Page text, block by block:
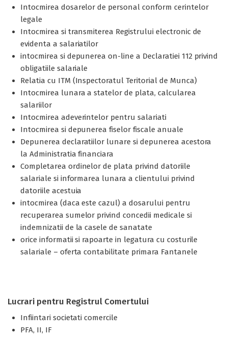
Intocmirea dosarelor de personal conform cerintelor
legale
Intocmirea si transmiterea Registrului electronic de
evidenta a salariatilor
intocmirea si depunerea on-line a Declaratiei 112 privind
obligatiile salariale
Relatia cu ITM (Inspectoratul Teritorial de Munca)
Intocmirea lunara a statelor de plata, calcularea
salariilor
Intocmirea adeverintelor pentru salariati
Intocmirea si depunerea fiselor fiscale anuale
Depunerea declaratiilor lunare si depunerea acestora
la Administratia financiara
Completarea ordinelor de plata privind datoriile
salariale si informarea lunara a clientului privind
datoriile acestuia
intocmirea (daca este cazul) a dosarului pentru
recuperarea sumelor privind concedii medicale si
indemnizatii de la casele de sanatate
orice informatii si rapoarte in legatura cu costurile
salariale – oferta contabilitate primara Fantanele
Lucrari pentru Registrul Comertului
Infiintari societati comercile
PFA, II, IF